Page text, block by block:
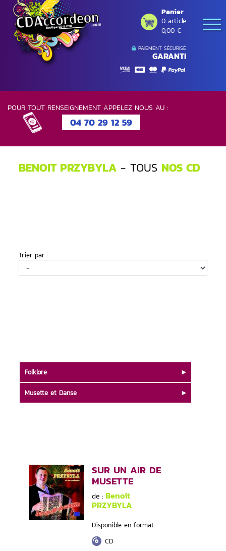
PAIEMENT SÉCURISÉ
GARANTI
Panier
0 article
0,00 €
POUR TOUT RENSEIGNEMENT APPELEZ NOUS AU :
04 70 29 12 59
BENOIT PRZYBYLA - TOUS NOS CD
Trier par :
SUR UN AIR DE
MUSETTE
de : Benoit
PRZYBYLA
Disponible en format :
CD
Folklore
Musette et Danse